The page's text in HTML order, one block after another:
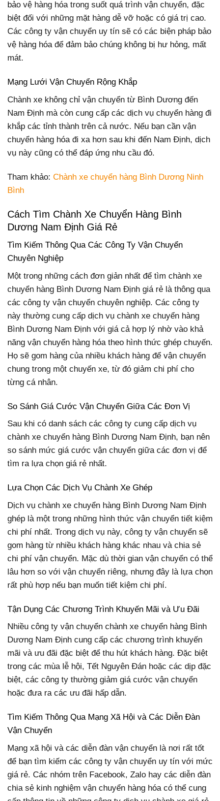
bảo vệ hàng hóa trong suốt quá trình vận chuyển, đặc
biệt đối với những mặt hàng dễ vỡ hoặc có giá trị cao.
Các công ty vận chuyển uy tín sẽ có các biện pháp bảo
vệ hàng hóa để đảm bảo chúng không bị hư hỏng, mất
mát.
Mạng Lưới Vận Chuyển Rộng Khắp
Chành xe không chỉ vận chuyển từ Bình Dương đến
Nam Định mà còn cung cấp các dịch vụ chuyển hàng đi
khắp các tỉnh thành trên cả nước. Nếu bạn cần vận
chuyển hàng hóa đi xa hơn sau khi đến Nam Định, dịch
vụ này cũng có thể đáp ứng nhu cầu đó.
Tham khảo: Chành xe chuyển hàng Bình Dương Ninh
Bình
Cách Tìm Chành Xe Chuyển Hàng Bình
Dương Nam Định Giá Rẻ
Tìm Kiếm Thông Qua Các Công Ty Vận Chuyển
Chuyên Nghiệp
Một trong những cách đơn giản nhất để tìm chành xe
chuyển hàng Bình Dương Nam Định giá rẻ là thông qua
các công ty vận chuyển chuyên nghiệp. Các công ty
này thường cung cấp dịch vụ chành xe chuyển hàng
Bình Dương Nam Định với giá cả hợp lý nhờ vào khả
năng vận chuyển hàng hóa theo hình thức ghép chuyến.
Họ sẽ gom hàng của nhiều khách hàng để vận chuyển
chung trong một chuyến xe, từ đó giảm chi phí cho
từng cá nhân.
So Sánh Giá Cước Vận Chuyển Giữa Các Đơn Vị
Sau khi có danh sách các công ty cung cấp dịch vụ
chành xe chuyển hàng Bình Dương Nam Định, bạn nên
so sánh mức giá cước vận chuyển giữa các đơn vị để
tìm ra lựa chọn giá rẻ nhất.
Lựa Chọn Các Dịch Vụ Chành Xe Ghép
Dịch vụ chành xe chuyển hàng Bình Dương Nam Định
ghép là một trong những hình thức vận chuyển tiết kiệm
chi phí nhất. Trong dịch vụ này, công ty vận chuyển sẽ
gom hàng từ nhiều khách hàng khác nhau và chia sẻ
chi phí vận chuyển. Mặc dù thời gian vận chuyển có thể
lâu hơn so với vận chuyển riêng, nhưng đây là lựa chọn
rất phù hợp nếu bạn muốn tiết kiệm chi phí.
Tận Dụng Các Chương Trình Khuyến Mãi và Ưu Đãi
Nhiều công ty vận chuyển chành xe chuyển hàng Bình
Dương Nam Định cung cấp các chương trình khuyến
mãi và ưu đãi đặc biệt để thu hút khách hàng. Đặc biệt
trong các mùa lễ hội, Tết Nguyên Đán hoặc các dịp đặc
biệt, các công ty thường giảm giá cước vận chuyển
hoặc đưa ra các ưu đãi hấp dẫn.
Tìm Kiếm Thông Qua Mạng Xã Hội và Các Diễn Đàn
Vận Chuyển
Mạng xã hội và các diễn đàn vận chuyển là nơi rất tốt
để bạn tìm kiếm các công ty vận chuyển uy tín với mức
giá rẻ. Các nhóm trên Facebook, Zalo hay các diễn đàn
chia sẻ kinh nghiệm vận chuyển hàng hóa có thể cung